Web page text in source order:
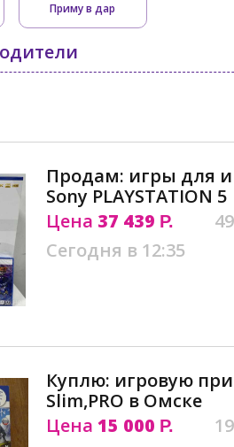
Приму в дар
Продам: игры для
Sony PLAYSTATION 5
Цена 37 439 Р.
Сегодня в 12:35
Куплю: игровую
Slim,PRO в Омске
Цена 15 000 Р.